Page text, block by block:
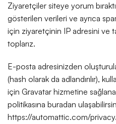
Ziyaretçiler siteye yorum
gösterilen verileri ve ayrıca
için ziyaretçinin IP adresini ve
toplarız.
E-posta adresinizden
(hash olarak da adlandırılır),
için Gravatar hizmetine
politikasına buradan
https://automattic.com/